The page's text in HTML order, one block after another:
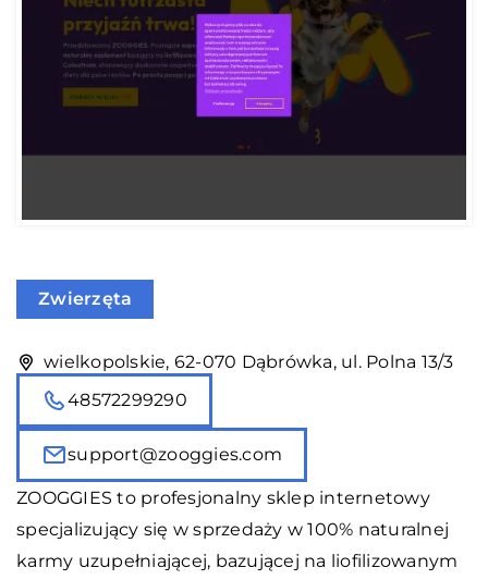
Zwierzęta
wielkopolskie, 62-070 Dąbrówka, ul. Polna 13/3
48572299290
support@zooggies.com
ZOOGGIES to profesjonalny sklep internetowy
specjalizujący się w sprzedaży w 100% naturalnej
karmy uzupełniającej, bazującej na liofilizowanym